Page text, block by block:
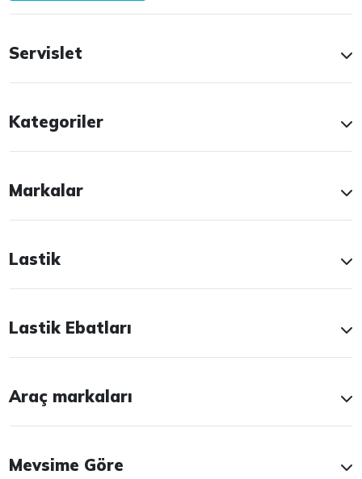
Servislet
Kategoriler
Markalar
Lastik
Lastik Ebatları
Araç markaları
Mevsime Göre